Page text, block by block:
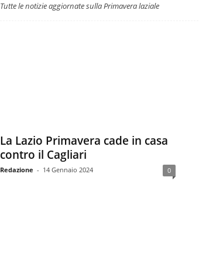
Tutte le notizie aggiornate sulla Primavera laziale
La Lazio Primavera cade in casa
contro il Cagliari
Redazione - 14 Gennaio 2024 0